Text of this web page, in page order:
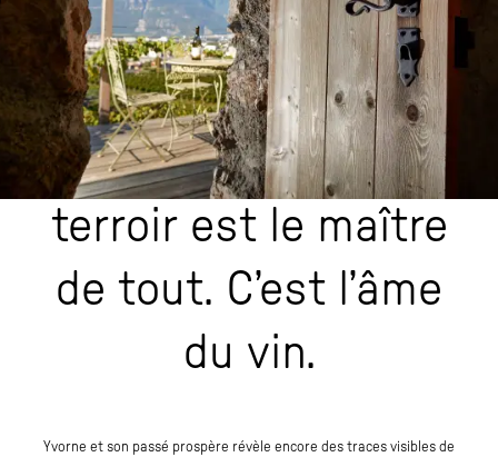
travail, il y a
l’intelligence des
hommes, mais le
terroir est le maître
de tout. C’est l’âme
du vin.
Yvorne et son passé prospère révèle encore des traces visibles de